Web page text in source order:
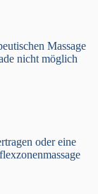
Massage
nicht möglich
oder eine